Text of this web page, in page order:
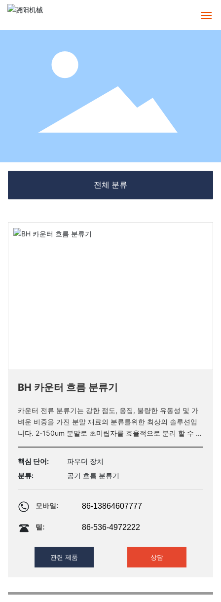
전체 분류
BH 카운터 흐름 분류기
카운터 전류 분류기는 강한 점도, 응집, 불량한 유동성 및 가
벼운 비중을 가진 분말 재료의 분류를위한 최상의 솔루션입
니다. 2-150um 분말로 초미립자를 효율적으로 분리 할 수 있
핵심 단어:
파우더 장치
분류:
공기 흐름 분류기
모바일: 86-13864607777
텔: 86-536-4972222
관련 제품 상담